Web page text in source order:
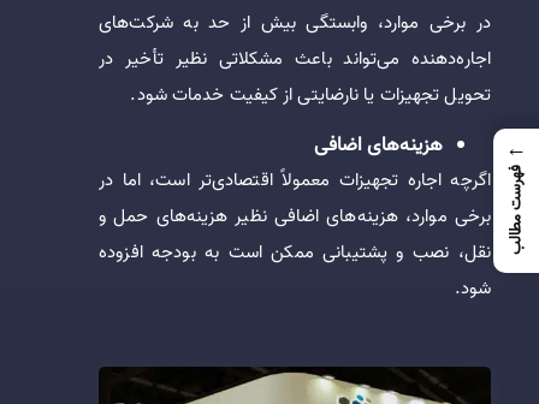
در برخی موارد، وابستگی بیش از حد به شرکت‌های
اجاره‌دهنده می‌تواند باعث مشکلاتی نظیر تأخیر در
تحویل تجهیزات یا نارضایتی از کیفیت خدمات شود.
هزینه‌های اضافی
اگرچه اجاره تجهیزات معمولاً اقتصادی‌تر است، اما در
برخی موارد، هزینه‌های اضافی نظیر هزینه‌های حمل و
نقل، نصب و پشتیبانی ممکن است به بودجه افزوده
شود.
←
فهرست مطالب